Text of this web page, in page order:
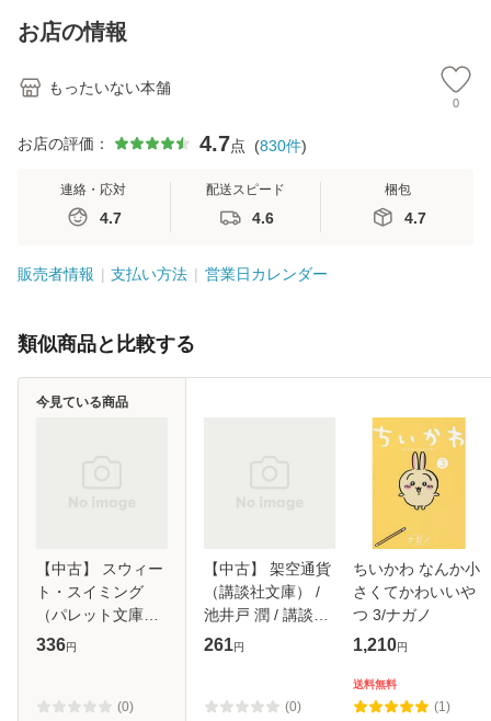
恵 藤本幸三 / 南江
堂 [単行
お店の情報
もったいない本舗
0
お店の評価： 4.7点 (830件)
連絡・応対
4.7
配送スピード
4.6
梱包
4.7
販売者情報 支払い方法 営業日カレンダー
類似商品と比較する
【中古】 スウィー
ト・スイミング
（パレット文庫） /
剛 しいら / 小学館
336円
(0)
今見ている商品
【中古】 架空通貨
（講談社文庫） /
池井戸 潤 / 講談社
[文庫]【メール便送
261円
(0)
ちいかわ なんか小
さくてかわいいや
つ 3/ナガノ
1,210円
送料無料
(1)